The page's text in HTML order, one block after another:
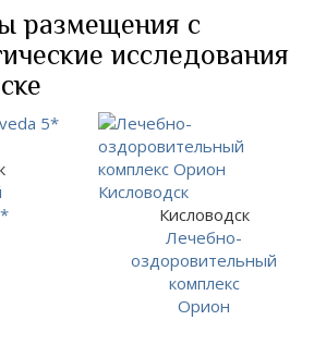
размещения с
исследования
Кисловодск
Лечебно-
оздоровительный
комплекс
Орион